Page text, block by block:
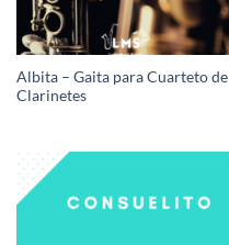
Albita – Gaita para Cuarteto de
Clarinetes